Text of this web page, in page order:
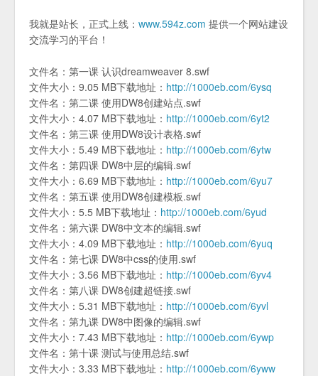
我就是站长，正式上线： www.594z.com 提供一个网站建设
交流学习的平台！
文件名：第一课 认识dreamweaver 8.swf
文件大小：9.05 MB下载地址： http://1000eb.com/6ysq
文件名：第二课 使用DW8创建站点.swf
文件大小：4.07 MB下载地址： http://1000eb.com/6yt2
文件名：第三课 使用DW8设计表格.swf
文件大小：5.49 MB下载地址： http://1000eb.com/6ytw
文件名：第四课 DW8中层的编辑.swf
文件大小：6.69 MB下载地址： http://1000eb.com/6yu7
文件名：第五课 使用DW8创建模板.swf
文件大小：5.5 MB下载地址： http://1000eb.com/6yud
文件名：第六课 DW8中文本的编辑.swf
文件大小：4.09 MB下载地址： http://1000eb.com/6yuq
文件名：第七课 DW8中css的使用.swf
文件大小：3.56 MB下载地址： http://1000eb.com/6yv4
文件名：第八课 DW8创建超链接.swf
文件大小：5.31 MB下载地址： http://1000eb.com/6yvl
文件名：第九课 DW8中图像的编辑.swf
文件大小：7.43 MB下载地址： http://1000eb.com/6ywp
文件名：第十课 测试与使用总结.swf
文件大小：3.33 MB下载地址： http://1000eb.com/6yww